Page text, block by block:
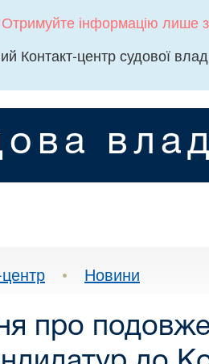
Отримуйте інформацію лише
Контакт-центр судової
• Новини
про